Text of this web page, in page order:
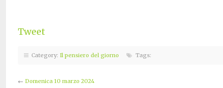
Tweet
Category: Il pensiero del giorno Tags:
← Domenica 10 marzo 2024